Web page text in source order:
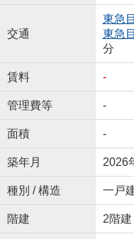
交通
東急
東急
分
賃料 -
管理費等 -
面積 -
築年月 2026
種別 / 構造 一戸
階建 2階建